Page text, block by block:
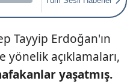
Tayyip Erdoğan'ın
yönelik açıklamaları,
yaşatmış.